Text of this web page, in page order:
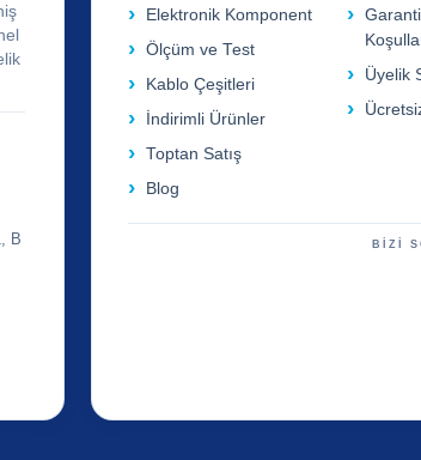
B
Elektronik Komponent
Ölçüm ve Test
Kablo Çeşitleri
İndirimli Ürünler
Toptan Satış
Blog
Üyelik
BİZİ